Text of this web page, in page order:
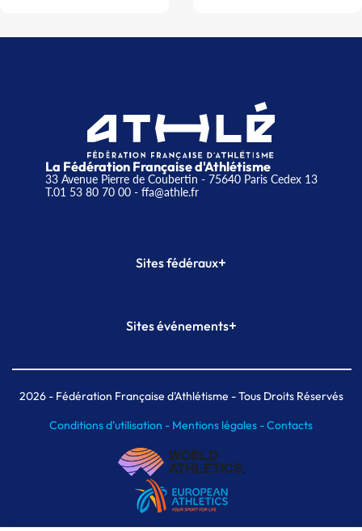
La Fédération Française d'Athlétisme
33 Avenue Pierre de Coubertin - 75640 Paris Cedex 13
T.01 53 80 70 00- ffa@athle.fr
Sites fédéraux+
Plateforme Formation
Sites événements+
Meeting de Paris indoor
MAIF Ekiden de Paris
2026- Fédération Française d'Athlétisme - Tous Droits Réservés
Conditions d'utilisation - Mentions légales -Contacts